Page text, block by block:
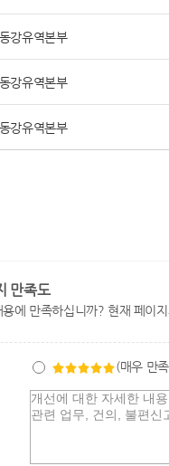
강유역본부
강유역본부
강유역본부
만족도
에 만족하십니까? 현재 페이
(매우 만